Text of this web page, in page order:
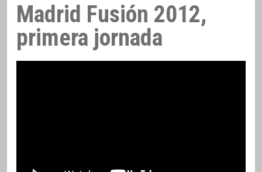
Madrid Fusión 2012,
primera jornada